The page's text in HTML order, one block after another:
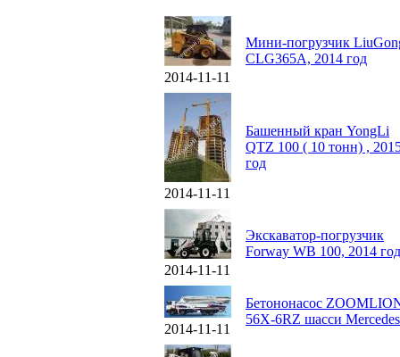
2014-11-11
Мини-погрузчик
CLG365A, 2014 год
2014-11-11
Башенный кран YongLi
QTZ 100 ( 10 тонн) ,
год
2014-11-11
Экскаватор-погрузчик
Forway WB 100, 2014 год
2014-11-11
Бетононасос
56X-6RZ шасси Mercedes